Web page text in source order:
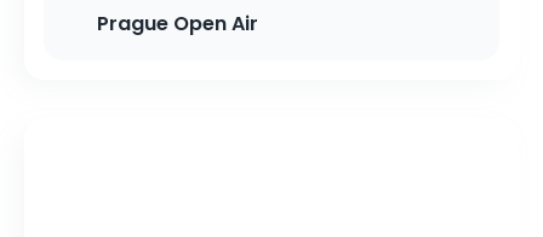
Prague Open Air